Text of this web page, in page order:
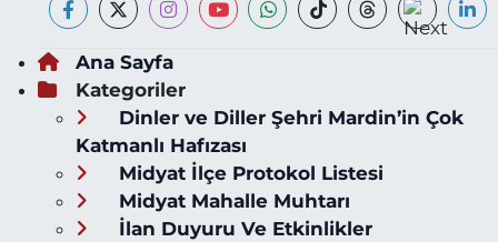
Ana Sayfa
Kategoriler
Dinler ve Diller Şehri Mardin’in Çok
Katmanlı Hafızası
Midyat İlçe Protokol Listesi
Midyat Mahalle Muhtarı
İlan Duyuru Ve Etkinlikler